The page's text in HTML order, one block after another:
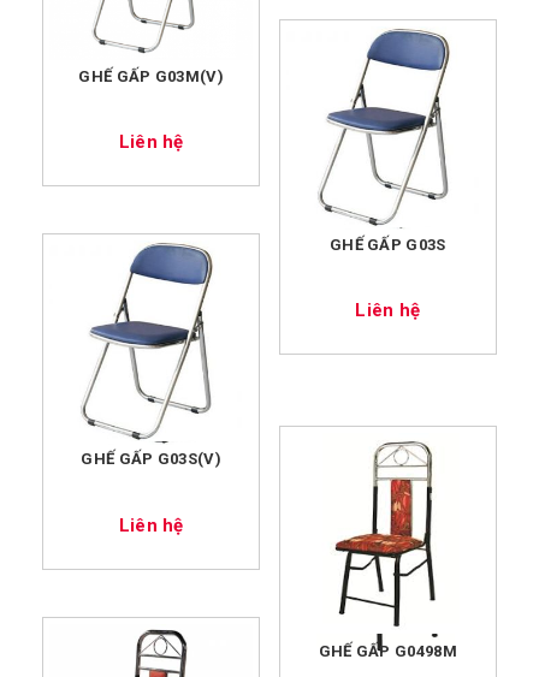
GHẾ GẤP G03M(V)
Liên hệ
GHẾ GẤP G03S
Liên hệ
GHẾ GẤP G03S(V)
Liên hệ
GHẾ GẤP G0498M